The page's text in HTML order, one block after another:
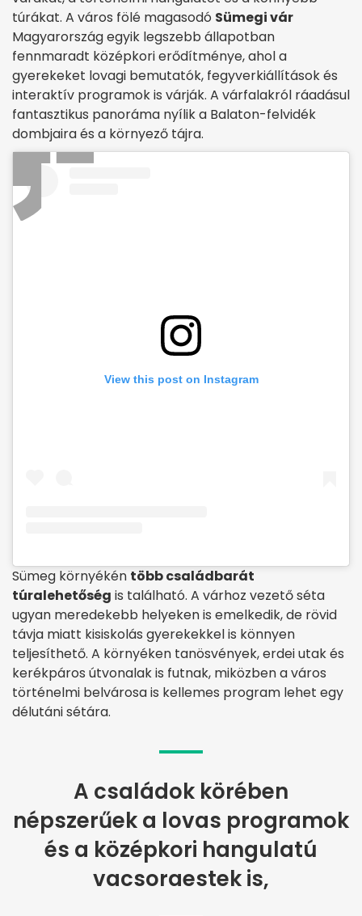
túrákat. A város fölé magasodó Sümegi vár
Magyarország egyik legszebb állapotban
fennmaradt középkori erődítménye, ahol a
gyerekeket lovagi bemutatók, fegyverkiállítások és
interaktív programok is várják. A várfalakról ráadásul
fantasztikus panoráma nyílik a Balaton-felvidék
dombjaira és a környező tájra.
View this post on Instagram
Sümeg környékén több családbarát
túralehetőség is található. A várhoz vezető séta
ugyan meredekebb helyeken is emelkedik, de rövid
távja miatt kisiskolás gyerekekkel is könnyen
teljesíthető. A környéken tanösvények, erdei utak és
kerékpáros útvonalak is futnak, miközben a város
történelmi belvárosa is kellemes program lehet egy
délutáni sétára.
A családok körében
népszerűek a lovas programok
és a középkori hangulatú
vacsoraestek is,